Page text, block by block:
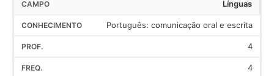
Línguas
Português: comunicação oral e escrita
4
4